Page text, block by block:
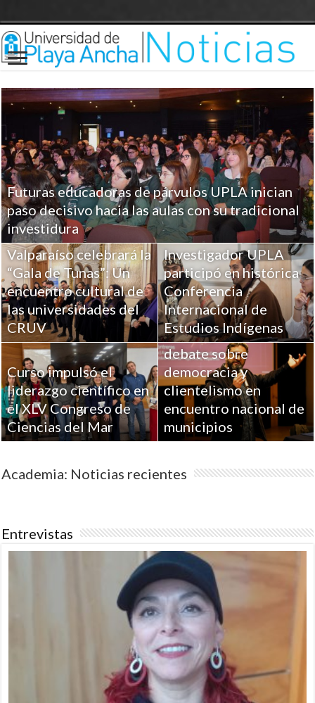
Futuras educadoras de párvulos UPLA inician
paso decisivo hacia las aulas con su tradicional
investidura
Valparaíso celebrará la
“Gala de Tunas”: Un
encuentro cultural de
las universidades del
CRUV
Investigador UPLA
participó en histórica
Conferencia
Internacional de
Estudios Indígenas
Curso impulsó el
liderazgo científico en
el XLV Congreso de
Ciencias del Mar
UPLA aportó al
debate sobre
democracia y
clientelismo en
encuentro nacional de
municipios
Academia: Noticias recientes
Entrevistas